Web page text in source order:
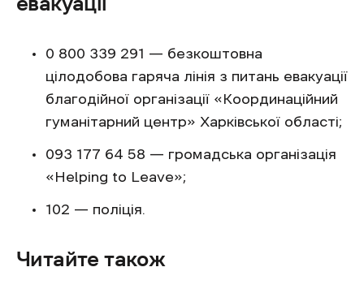
0 800 339 291 — безкоштовна
цілодобова гаряча лінія з питань евакуації
благодійної організації «Координаційний
гуманітарний центр» Харківської області;
093 177 64 58 — громадська організація
«Helping to Leave»;
102 — поліція.
Читайте також